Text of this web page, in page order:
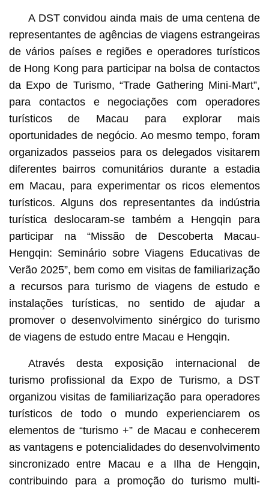
A DST convidou ainda mais de uma centena de
representantes de agências de viagens estrangeiras
de vários países e regiões e operadores turísticos
de Hong Kong para participar na bolsa de contactos
da Expo de Turismo, “Trade Gathering Mini-Mart”,
para contactos e negociações com operadores
turísticos de Macau para explorar mais
oportunidades de negócio. Ao mesmo tempo, foram
organizados passeios para os delegados visitarem
diferentes bairros comunitários durante a estadia
em Macau, para experimentar os ricos elementos
turísticos. Alguns dos representantes da indústria
turística deslocaram-se também a Hengqin para
participar na “Missão de Descoberta Macau-
Hengqin: Seminário sobre Viagens Educativas de
Verão 2025”, bem como em visitas de familiarização
a recursos para turismo de viagens de estudo e
instalações turísticas, no sentido de ajudar a
promover o desenvolvimento sinérgico do turismo
de viagens de estudo entre Macau e Hengqin.
Através desta exposição internacional de
turismo profissional da Expo de Turismo, a DST
organizou visitas de familiarização para operadores
turísticos de todo o mundo experienciarem os
elementos de “turismo +” de Macau e conhecerem
as vantagens e potencialidades do desenvolvimento
sincronizado entre Macau e a Ilha de Hengqin,
contribuindo para a promoção do turismo multi-